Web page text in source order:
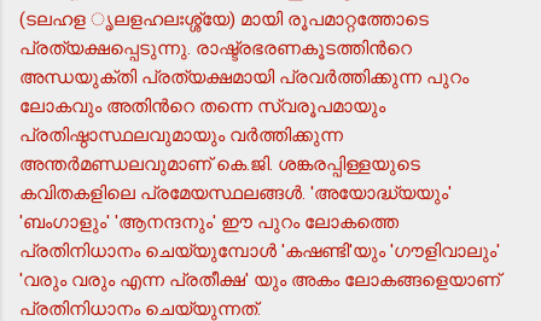
(ടലഹള ൃലളഹലഃശ്ശ്യേ) മായി രൂപമാറ്റത്തോടെ
പ്രത്യക്ഷപ്പെടുന്നു. രാഷ്ട്രഭരണകൂടത്തിന്‍റെ
അന്ധയുക്തി പ്രത്യക്ഷമായി പ്രവര്‍ത്തിക്കുന്ന പുറം
ലോകവും അതിന്‍റെ തന്നെ സ്വരൂപമായും
പ്രതിഷ്ഠാസ്ഥലവുമായും വര്‍ത്തിക്കുന്ന
അന്തര്‍മണ്ഡലവുമാണ് കെ.ജി. ശങ്കരപ്പിള്ളയുടെ
കവിതകളിലെ പ്രമേയസ്ഥലങ്ങള്‍. 'അയോദ്ധ്യയും'
'ബംഗാളും' 'ആനന്ദനും' ഈ പുറം ലോകത്തെ
പ്രതിനിധാനം ചെയ്യുമ്പോള്‍ 'കഷണ്ടി'യും 'ഗൗളിവാലും'
'വരും വരും എന്ന പ്രതീക്ഷ' യും അകം ലോകങ്ങളെയാണ്
പ്രതിനിധാനം ചെയ്യുന്നത്.